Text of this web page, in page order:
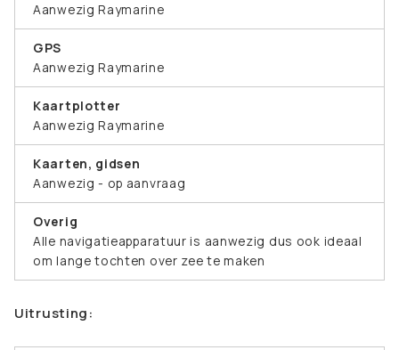
Aanwezig Raymarine
GPS
Aanwezig Raymarine
Kaartplotter
Aanwezig Raymarine
Kaarten, gidsen
Aanwezig - op aanvraag
Overig
Alle navigatieapparatuur is aanwezig dus ook ideaal
om lange tochten over zee te maken
Uitrusting: